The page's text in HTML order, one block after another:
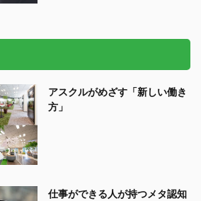
アスクルがめざす「新しい働き
方」
仕事ができる人が持つメタ認知